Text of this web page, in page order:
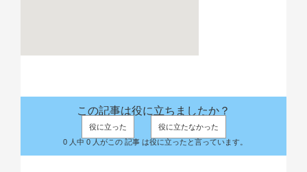
この記事は役に立ちましたか？
役に立った
役に立たなかった
0 人中 0 人がこの 記事 は役に立ったと言っています。